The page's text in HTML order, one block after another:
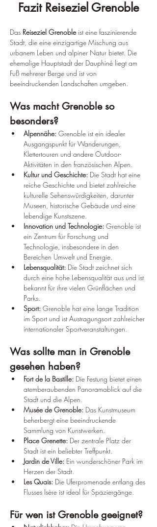
Fazit Reiseziel Grenoble
Das Reiseziel Grenoble ist eine faszinierende
Stadt, die eine einzigartige Mischung aus
urbanem Leben und alpiner Natur bietet. Die
ehemalige Hauptstadt der Dauphiné liegt am
Fuß mehrerer Berge und ist von
beeindruckenden Landschaften umgeben.
Was macht Grenoble so
besonders?
Alpennähe: Grenoble ist ein idealer
Ausgangspunkt für Wanderungen,
Klettertouren und andere Outdoor-
Aktivitäten in den französischen Alpen.
Kultur und Geschichte: Die Stadt hat eine
reiche Geschichte und bietet zahlreiche
kulturelle Sehenswürdigkeiten, darunter
Museen, historische Gebäude und eine
lebendige Kunstszene.
Innovation und Technologie: Grenoble ist
ein Zentrum für Forschung und
Technologie, insbesondere in den
Bereichen Umwelt und Energie.
Lebensqualität: Die Stadt zeichnet sich
durch eine hohe Lebensqualität aus und ist
bekannt für ihre vielen Grünflächen und
Parks.
Sport: Grenoble hat eine lange Tradition
im Sport und ist Austragungsort zahlreicher
internationaler Sportveranstaltungen.
Was sollte man in Grenoble
gesehen haben?
Fort de la Bastille: Die Festung bietet einen
atemberaubenden Panoramablick auf die
Stadt und die Alpen.
Musée de Grenoble: Das Kunstmuseum
beherbergt eine beeindruckende
Sammlung von Kunstwerken.
Place Grenette: Der zentrale Platz der
Stadt ist ein beliebter Treffpunkt.
Jardin de Ville: Ein wunderschöner Park im
Herzen der Stadt.
Les Quais: Die Uferpromenade entlang des
Flusses Isère ist ideal für Spaziergänge.
Für wen ist Grenoble geeignet?